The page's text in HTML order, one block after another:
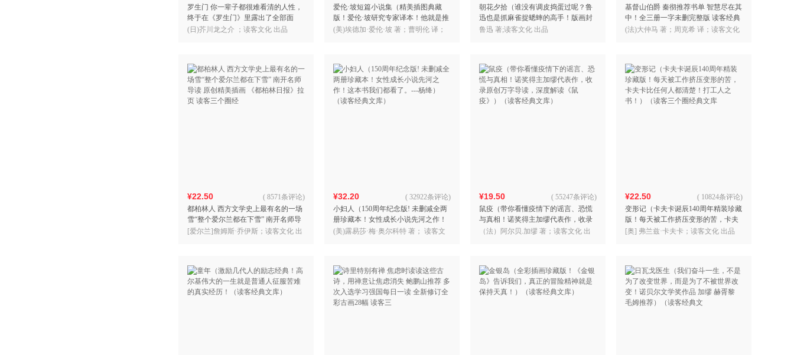
罗生门 你一辈子都很难看清的人性，
终于在《罗生门》里露出了全部面
容。蒲熠星推荐!
(日)芥川龙之介 ；读客文化 出品
爱伦·坡短篇小说集（精美插图典藏
版！爱伦·坡研究专家译本！他就是推
理、科幻、惊悚小说的开创者！）
(美)埃德加·爱伦·坡 著；曹明伦 译；
朝花夕拾（谁没有调皮捣蛋过呢？鲁
迅也是抓麻雀捉蟋蟀的高手！版画封
面珍藏版！）（读客经典文库）
鲁迅 著;读客文化 出品
基督山伯爵 秦彻推荐书单 智慧尽在其
中！全三册一字未删完整版 读客经典
文库 当当自营
(法)大仲马 著；周克希 译；读客文化
¥22.50
都柏林人 西方文学史上最有名的一场
雪“整个爱尔兰都在下雪” 南开名师导
读 原创精美插画 《都柏林日报》拉页
( 8571条评论)
[爱尔兰]詹姆斯·乔伊斯；读客文化 出
¥32.20
小妇人（150周年纪念版! 未删减全两
册珍藏本！女性成长小说先河之作！
这本书我们都看了。---杨绛）（读客
( 32922条评论)
(美)露易莎·梅·奥尔科特 著； 读客文
¥19.50
鼠疫（带你看懂疫情下的谣言、恐慌
与真相！诺奖得主加缪代表作，收录
原创万字导读，深度解读《鼠疫》）
( 55247条评论)
（法）阿尔贝.加缪 著；读客文化 出
¥22.50
变形记（卡夫卡诞辰140周年精装珍藏
版！每天被工作挤压变形的苦，卡夫
卡比任何人都清楚！打工人之书！）
( 10824条评论)
[奥] 弗兰兹·卡夫卡；读客文化 出品